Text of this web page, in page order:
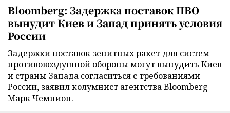
Bloomberg: Задержка поставок ПВО
вынудит Киев и Запад принять условия
России
Задержки поставок зенитных ракет для систем
противовоздушной обороны могут вынудить Киев
и страны Запада согласиться с требованиями
России, заявил колумнист агентства Bloomberg
Марк Чемпион.